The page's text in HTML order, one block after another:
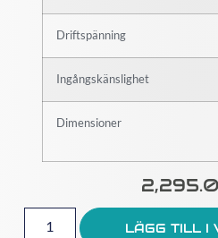
Driftspänning
Ingångskänslighet
Dimensioner
LÄGG TILL I